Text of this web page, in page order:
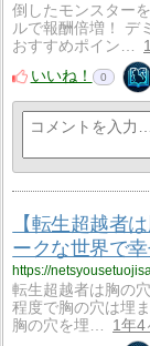
倒したモンスター
ルで報酬倍増！ デ
おすすめポイン…
いいね！
0
【転生超越者
ークな世界で
https://
転生超越者は胸の
程度で胸の穴は埋
胸の穴を埋…
1年4